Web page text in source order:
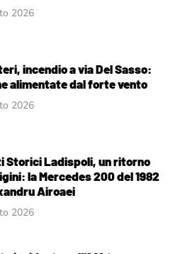
2026
incendio a via Del Sasso:
alimentate dal forte vento
2026
Storici Ladispoli, un ritorno
la Mercedes 200 del 1982
Airoaei
2026